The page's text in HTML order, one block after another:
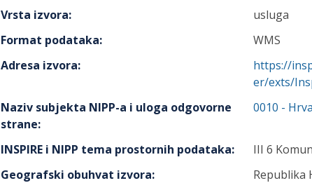
Vrsta izvora:
usluga
Format podataka:
WMS
Adresa izvora:
https://
er/exts/
Naziv subjekta NIPP-a i uloga odgovorne
strane:
0010 -
INSPIRE i NIPP tema prostornih podataka:
III 6
Geografski obuhvat izvora:
Republika